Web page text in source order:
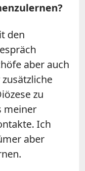
den
aber auch
zu
meiner
Ich
aber